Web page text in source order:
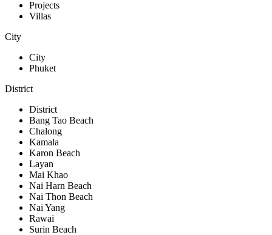
Projects
Villas
City
City
Phuket
District
District
Bang Tao Beach
Chalong
Kamala
Karon Beach
Layan
Mai Khao
Nai Harn Beach
Nai Thon Beach
Nai Yang
Rawai
Surin Beach